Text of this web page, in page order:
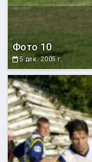
Фото 10
5 дек. 2005 г.